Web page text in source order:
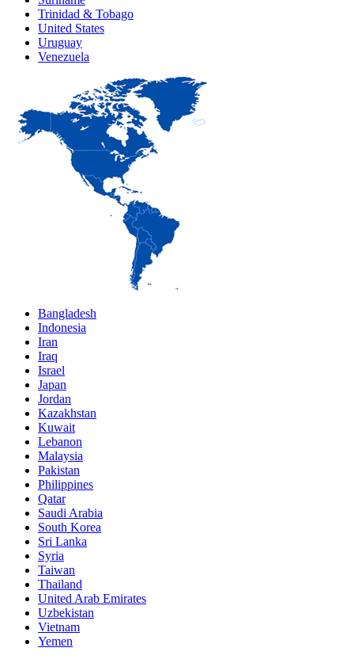
Trinidad & Tobago
United States
Uruguay
Venezuela
Bangladesh
Indonesia
Iran
Iraq
Israel
Japan
Jordan
Kazakhstan
Kuwait
Lebanon
Malaysia
Pakistan
Philippines
Qatar
Saudi Arabia
South Korea
Sri Lanka
Syria
Taiwan
Thailand
United Arab Emirates
Uzbekistan
Vietnam
Yemen